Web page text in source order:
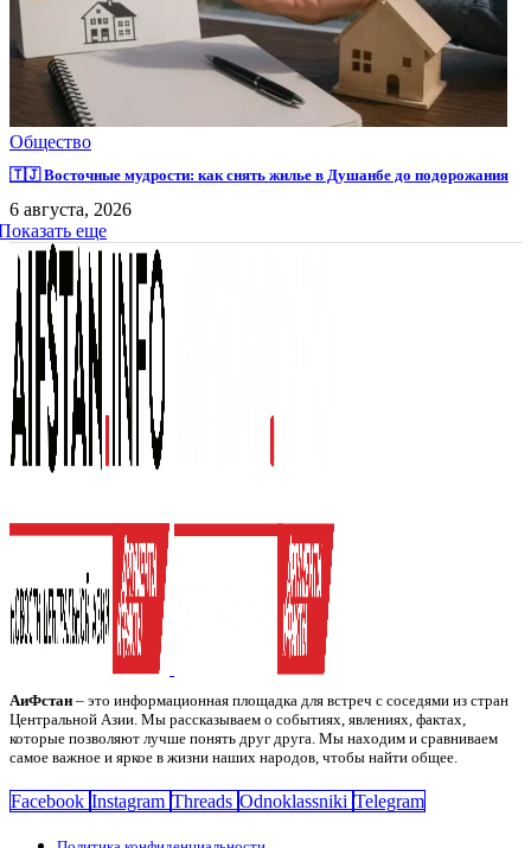
Общество
🇹🇯 Восточные мудрости: как снять жилье в Душанбе до подорожания
6 августа, 2026
еще
АиФстан – это информационная площадка для встреч с соседями из стран
Центральной Азии. Мы рассказываем о событиях, явлениях, фактах,
которые позволяют лучше понять друг друга. Мы находим и сравниваем
самое важное и яркое в жизни наших народов, чтобы найти общее.
Facebook Instagram Threads Odnoklassniki Telegram